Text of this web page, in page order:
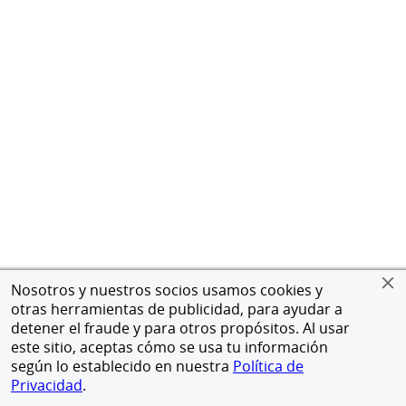
Nosotros y nuestros socios usamos cookies y
otras herramientas de publicidad, para ayudar a
detener el fraude y para otros propósitos. Al usar
este sitio, aceptas cómo se usa tu información
según lo establecido en nuestra Política de
Privacidad.